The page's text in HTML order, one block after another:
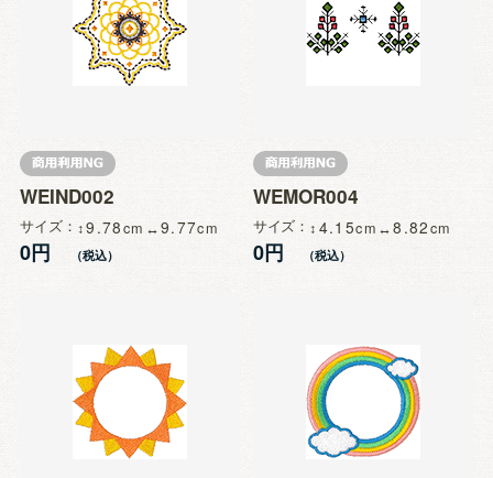
WEIND002
サイズ 9.78 9.77
0円
WEMOR004
サイズ 4.15 8.82
0円